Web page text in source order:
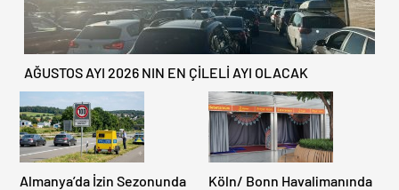
AĞUSTOS AYI 2026 NIN EN ÇİLELİ AYI OLACAK
Almanya’da İzin Sezonunda
Köln/ Bonn Havalimanında